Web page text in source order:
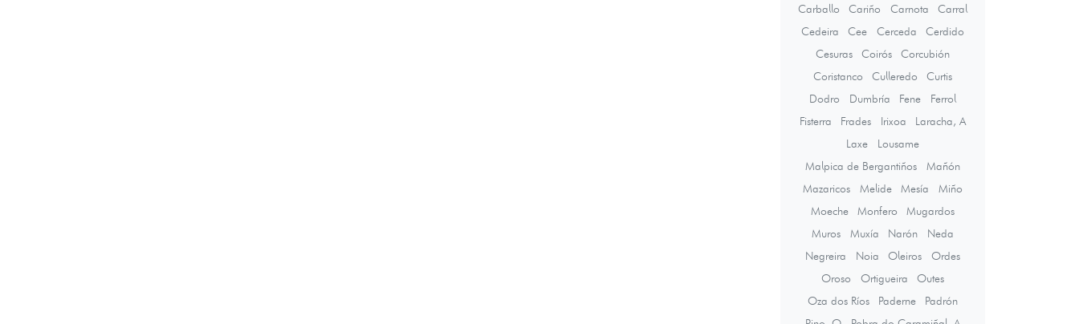
Carballo
Cariño Carnota
Carral
Cedeira
Cee Cerceda
Cerdido
Cesuras
Coirós
Corcubión
Coristanco
Culleredo
Curtis
Dodro
Dumbría Fene
Ferrol
Fisterra
Frades Irixoa
Laracha, A
Laxe
Lousame
Malpica de Bergantiños
Mañón
Mazaricos
Melide Mesía
Miño
Moeche
Monfero
Mugardos
Muros
Muxía Narón
Neda
Negreira
Noia Oleiros
Ordes
Oroso
Ortigueira
Outes
Oza dos Ríos
Paderne
Padrón